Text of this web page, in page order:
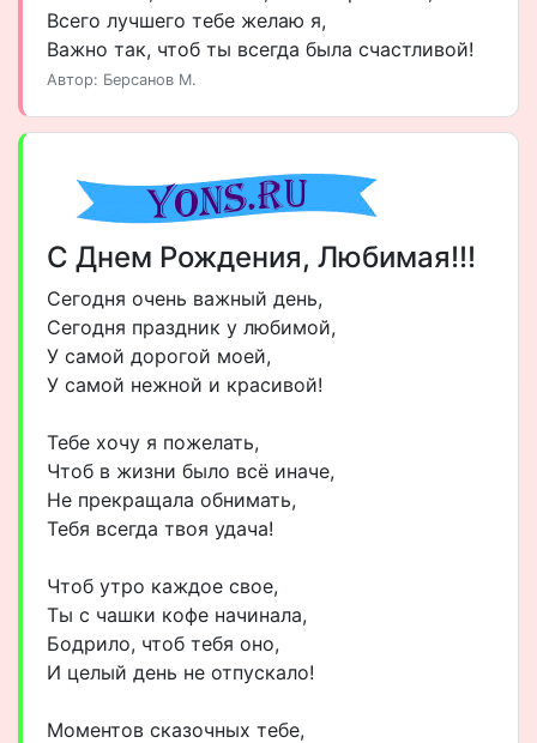
Всего лучшего тебе желаю я,
Важно так, чтоб ты всегда была счастливой!
Автор: Берсанов М.
С Днем Рождения, Любимая!!!
Сегодня очень важный день,
Сегодня праздник у любимой,
У самой дорогой моей,
У самой нежной и красивой!
Тебе хочу я пожелать,
Чтоб в жизни было всё иначе,
Не прекращала обнимать,
Тебя всегда твоя удача!
Чтоб утро каждое свое,
Ты с чашки кофе начинала,
Бодрило, чтоб тебя оно,
И целый день не отпускало!
Моментов сказочных тебе,